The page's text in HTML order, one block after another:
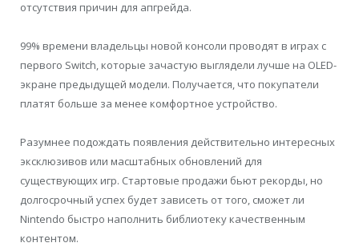
отсутствия причин для апгрейда.
99% времени владельцы новой консоли проводят в играх с
первого Switch, которые зачастую выглядели лучше на OLED-
экране предыдущей модели. Получается, что покупатели
платят больше за менее комфортное устройство.
Разумнее подождать появления действительно интересных
эксклюзивов или масштабных обновлений для
существующих игр. Стартовые продажи бьют рекорды, но
долгосрочный успех будет зависеть от того, сможет ли
Nintendo быстро наполнить библиотеку качественным
контентом.